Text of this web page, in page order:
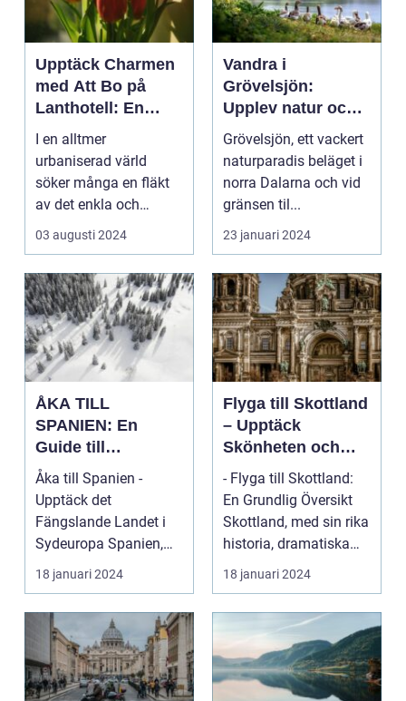
Upptäck Charmen
med Att Bo på
Lanthotell: En
Unik Upplevelse
på Smålandstorpet
I en alltmer
urbaniserad värld
söker många en fläkt
av det enkla och
naturn&aum...
03 augusti 2024
Vandra i
Grövelsjön:
Upplev natur och
fjällvandring på
toppnivå
Grövelsjön, ett vackert
naturparadis beläget i
norra Dalarna och vid
gränsen til...
23 januari 2024
ÅKA TILL
SPANIEN: En
Guide till
Spännande
Resmål och
Resetyper
Åka till Spanien -
Upptäck det
Fängslande Landet i
Sydeuropa Spanien,
beläget i sydvästra
Europa på...
18 januari 2024
Flyga till Skottland
– Upptäck
Skönheten och
Charmen i Detta
Fascinerande
Land
- Flyga till Skottland:
En Grundlig Översikt
Skottland, med sin rika
historia, dramatiska
landskap ...
18 januari 2024